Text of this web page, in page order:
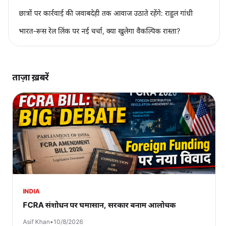
छात्रों पर कार्रवाई की जवाबदेही तक आवाज उठाते रहेंगे: राहुल गांधी
भारत-रूस रेल लिंक पर नई चर्चा, क्या खुलेगा वैकल्पिक रास्ता?
ताज़ा ख़बरें
INDIA
FCRA संशोधन पर घमासान, सरकार बनाम आलोचक
Asif Khan•10/8/2026